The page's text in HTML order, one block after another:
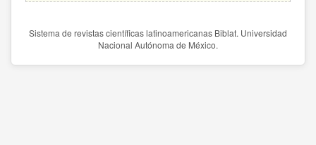
Sistema de revistas científicas latinoamericanas Biblat. Universidad
Nacional Autónoma de México.